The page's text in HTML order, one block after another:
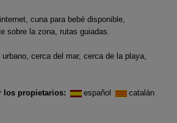
cuna para bebé disponible,
sobre la zona, rutas guiadas.
cerca del mar, cerca de la playa,
los propietarios: español
catalán